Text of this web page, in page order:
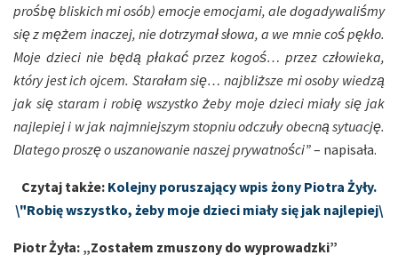
prośbę bliskich mi osób) emocje emocjami, ale dogadywaliśmy
się z mężem inaczej, nie dotrzymał słowa, a we mnie coś pękło.
Moje dzieci nie będą płakać przez kogoś… przez człowieka,
który jest ich ojcem. Starałam się… najbliższe mi osoby wiedzą
jak się staram i robię wszystko żeby moje dzieci miały się jak
najlepiej i w jak najmniejszym stopniu odczuły obecną sytuację.
Dlatego proszę o uszanowanie naszej prywatności”– napisała.
Czytaj także: Kolejny poruszający wpis żony Piotra Żyły.
\"Robię wszystko, żeby moje dzieci miały się jak najlepiej\
Piotr Żyła: „Zostałem zmuszony do wyprowadzki”